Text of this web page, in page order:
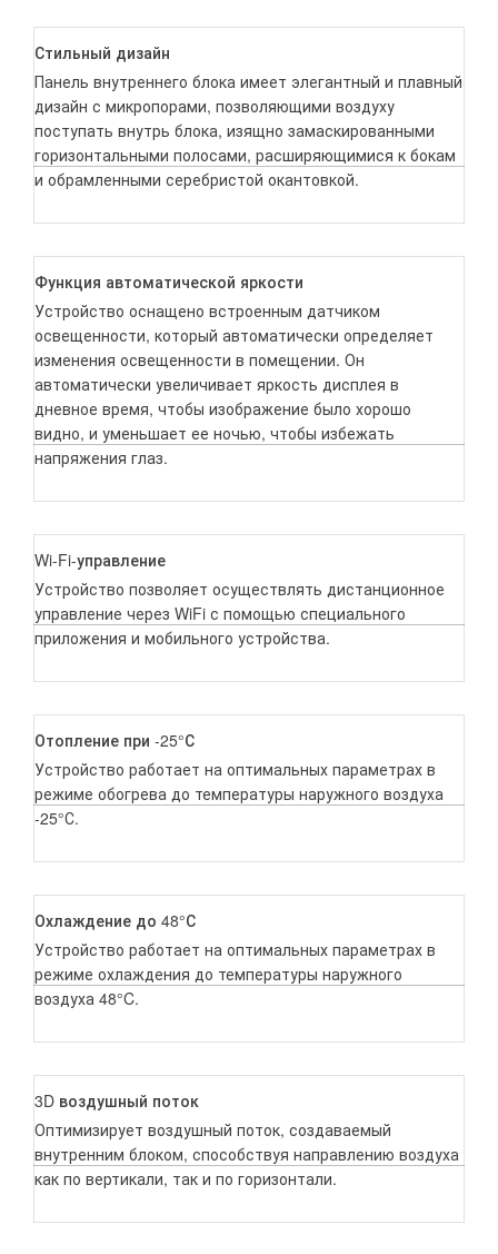
Стильный дизайн
Панель внутреннего блока имеет элегантный и плавный
дизайн с микропорами, позволяющими воздуху
поступать внутрь блока, изящно замаскированными
горизонтальными полосами, расширяющимися к бокам
и обрамленными серебристой окантовкой.
Функция автоматической яркости
Устройство оснащено встроенным датчиком
освещенности, который автоматически определяет
изменения освещенности в помещении. Он
автоматически увеличивает яркость дисплея в
дневное время, чтобы изображение было хорошо
видно, и уменьшает ее ночью, чтобы избежать
напряжения глаз.
Wi-Fi-управление
Устройство позволяет осуществлять дистанционное
управление через WiFi с помощью специального
приложения и мобильного устройства.
Отопление при -25°С
Устройство работает на оптимальных параметрах в
режиме обогрева до температуры наружного воздуха
-25°С.
Охлаждение до 48°С
Устройство работает на оптимальных параметрах в
режиме охлаждения до температуры наружного
воздуха 48°C.
3D воздушный поток
Оптимизирует воздушный поток, создаваемый
внутренним блоком, способствуя направлению воздуха
как по вертикали, так и по горизонтали.